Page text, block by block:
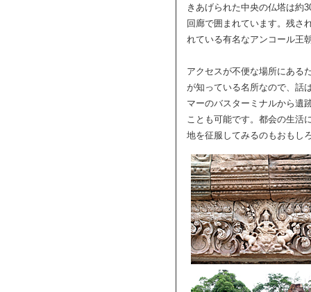
きあげられた中央の仏塔は約
回廊で囲まれています。残さ
れている有名なアンコール王
アクセスが不便な場所にある
が知っている名所なので、話
マーのバスターミナルから遺
ことも可能です。都会の生活
地を征服してみるのもおもし